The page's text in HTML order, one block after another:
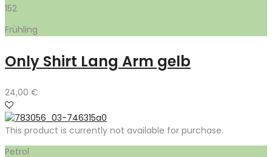
152
Frühling
Only Shirt Lang Arm gelb
24,00 €
This product is currently not available for purchase.
Petrol